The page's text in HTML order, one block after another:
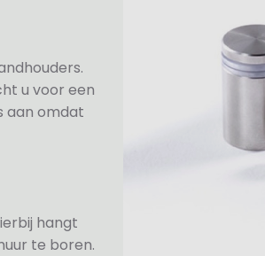
u voor een
aan omdat
hangt
te boren.